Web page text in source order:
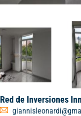
Red de Inversiones